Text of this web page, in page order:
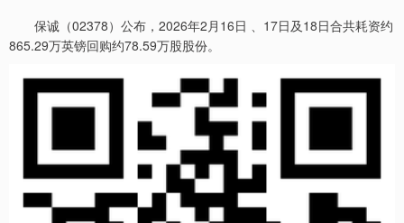
保诚（02378）公布，2026年2月16日 、17日及18日合共耗资约
865.29万英镑回购约78.59万股股份。